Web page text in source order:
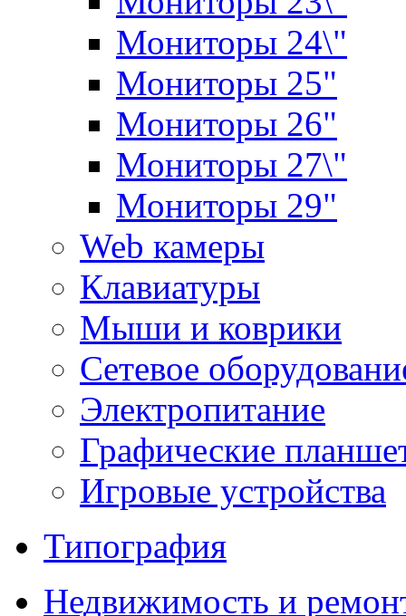
Мониторы 24\"
Мониторы 25"
Мониторы 26"
Мониторы 27\"
Мониторы 29"
Web камеры
Клавиатуры
Мыши и коврики
Сетевое
Электропитание
Графические
Игровые устройства
Типография
Недвижимость и